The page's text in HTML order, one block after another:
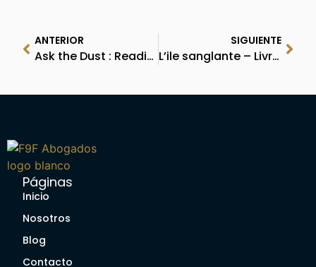
ANTERIOR
Ask the Dust : Reading PDF
SIGUIENTE
L’ile sanglante – Livre Gratuit PDF
Páginas
Inicio
Nosotros
Blog
Contacto